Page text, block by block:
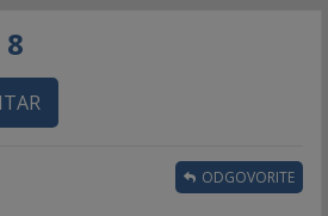
8
ODGOVORITE